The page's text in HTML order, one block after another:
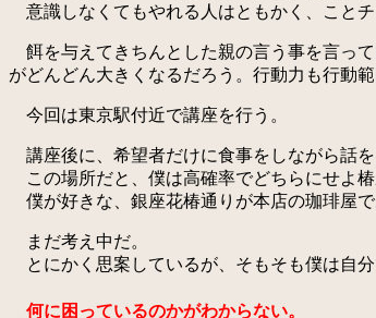
意識しなくてもやれる人はともかく、こと
餌を与えてきちんとした親の言う事を言っ
がどんどん大きくなるだろう。行動力も行動
今回は東京駅付近で講座を行う。
講座後に、希望者だけに食事をしながら話を
この場所だと、僕は高確率でどちらにせよ椿
僕が好きな、銀座花椿通りが本店の珈琲屋で
まだ考え中だ。
とにかく思案しているが、そもそも僕は自
何に困っているのかがわからない。